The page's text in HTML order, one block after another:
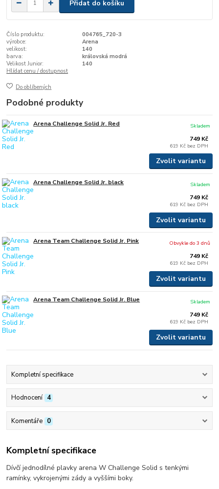
Přidat do košíku
Číslo produktu:
004765_720-3
výrobce:
Arena
velikost:
140
barva:
královská modrá
Velikost Junior:
140
Hlídat cenu / dostupnost
Do oblíbených
Podobné produkty
Arena Challenge Solid Jr. Red
749 Kč
619 Kč bez DPH
Skladem
Zvolit variantu
Arena Challenge Solid Jr. black
749 Kč
619 Kč bez DPH
Skladem
Zvolit variantu
Arena Team Challenge Solid Jr. Pink
749 Kč
619 Kč bez DPH
Obvykle do 3 dnů
Zvolit variantu
Arena Team Challenge Solid Jr. Blue
749 Kč
619 Kč bez DPH
Skladem
Zvolit variantu
Kompletní specifikace
Hodnocení 4
Komentáře 0
Kompletní specifikace
Dívčí jednodílné plavky arena W Challenge Solid s tenkými
ramínky, vykrojenými zády a vyššími boky.